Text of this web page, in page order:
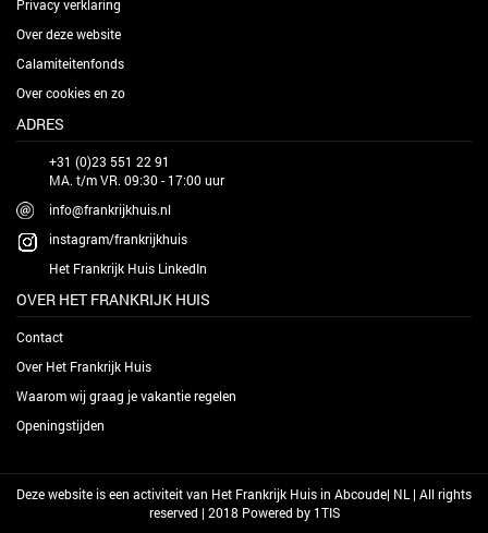
Privacy verklaring
Over deze website
Calamiteitenfonds
Over cookies en zo
ADRES
+31 (0)23 551 22 91
MA. t/m VR. 09:30 - 17:00 uur
info@frankrijkhuis.nl
instagram/frankrijkhuis
Het Frankrijk Huis LinkedIn
OVER HET FRANKRIJK HUIS
Contact
Over Het Frankrijk Huis
Waarom wij graag je vakantie regelen
Openingstijden
Deze website is een activiteit van Het Frankrijk Huis in Abcoude| NL | All rights
reserved | 2018 Powered by 1TIS